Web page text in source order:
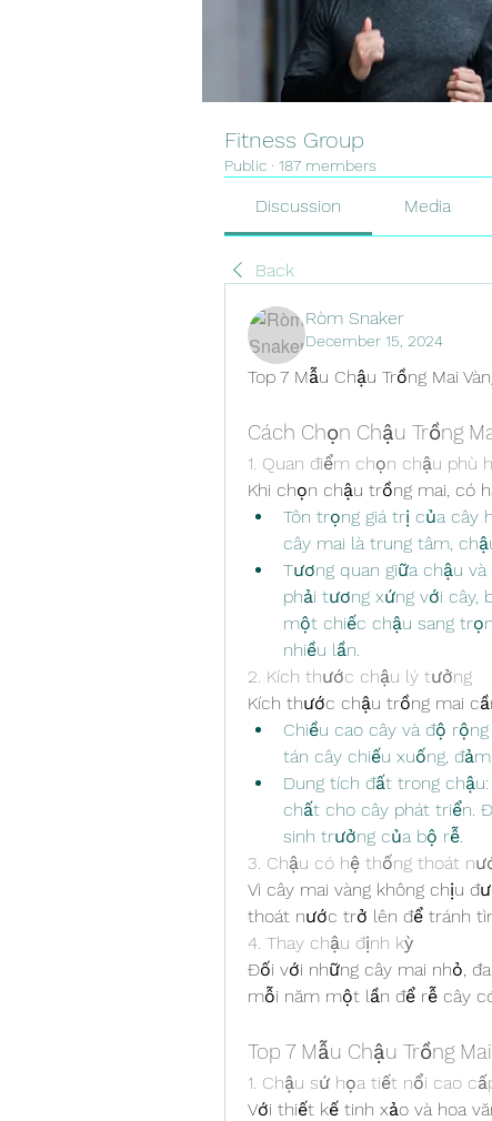
Fitness Group
Public · 187 members
Discussion Media
Back
Ròm Snaker
December 15, 2024
Top 7 Mẫu Chậu Trồng Mai
Cách Chọn Chậu Trồng
1. Quan điểm chọn chậu phù
Khi chọn chậu trồng mai, có
Tôn trọng giá trị của cây
cây mai là trung tâm,
Tương quan giữa chậu
phải tương xứng với cây,
một chiếc chậu sang
nhiều lần.
2. Kích thước chậu lý tưởng
Kích thước chậu trồng mai
Chiều cao cây và độ
tán cây chiếu xuống,
Dung tích đất trong
chất cho cây phát triển.
sinh trưởng của bộ rễ.
3. Chậu có hệ thống thoát
Vì cây mai vàng không chịu
thoát nước trở lên để tránh
4. Thay chậu định kỳ
Đối với những cây mai nhỏ,
mỗi năm một lần để rễ cây
Top 7 Mẫu Chậu Trồng
1. Chậu sứ họa tiết nổi cao
Với thiết kế tinh xảo và hoa